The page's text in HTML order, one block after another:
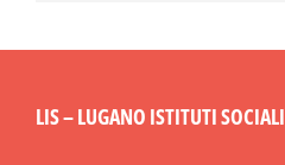
LIS – LUGANO ISTITUTI SOCIALI